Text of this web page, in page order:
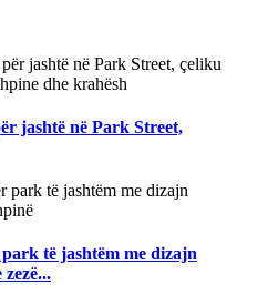
jashtë në Park Street,
të jashtëm me dizajn